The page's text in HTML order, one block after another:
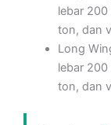
lebar
ton, dan
Long
lebar
ton, dan